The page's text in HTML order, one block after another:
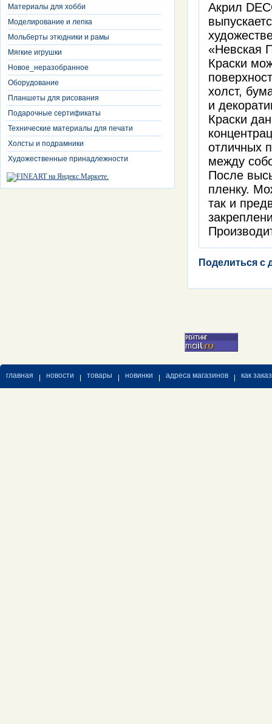
Материалы для хобби
Моделирование и лепка
Мольберты этюдники и рамы
Мягкие игрушки
Новое_неразобранное
Оборудование
Планшеты для рисования
Подарочные сертификаты
Технические материалы для печати
Холсты и подрамники
Художественные принадлежности
Акрил
«Невская
Краски
холст,
и
Краски
отличных
между
После
пленку.
так и
Поделиться с
главная новости товары новинки адреса магазинов как